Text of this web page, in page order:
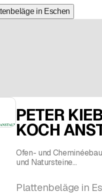
in Eschen
PETER
KOCH
Ofen- und
und Natursteine
Plattenbeläge in